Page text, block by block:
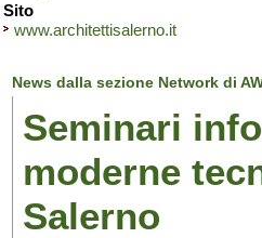
Sito
www.architettisalerno.it
News dalla sezione Network di
Seminari
moderne
Salerno